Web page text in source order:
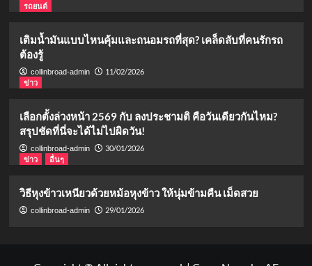
รถยนต์
เติมน้ำมันแบบไหนคุ้มและถนอมรถที่สุด? เคล็ดลับที่คนรักรถ
ต้องรู้
collinbroad-admin
11/02/2026
ข่าว
เลือกตั้งล่วงหน้า 2569 กับ ลงประชามติ คือวันเดียวกันไหม?
สรุปชัดที่นี่จะได้ไม่ไปผิดวัน!
collinbroad-admin
30/01/2026
ข่าว
อื่นๆ
วิธีหุงข้าวเหนียวด้วยหม้อหุงข้าว ให้นุ่มข้ามคืน เม็ดสวย
collinbroad-admin 29/01/2026